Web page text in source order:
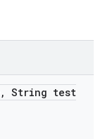
, String test